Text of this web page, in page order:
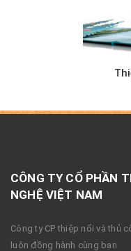
CÔNG TY CỔ PHẦN
NGHỆ VIỆT NAM
Công ty CP thiệp nổi và thủ
luôn đồng hành cùng bạn